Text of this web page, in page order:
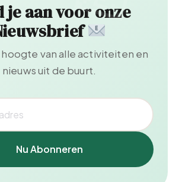
je aan voor onze
van alle activiteiten en
nieuws uit de buurt.
Nu Abonneren